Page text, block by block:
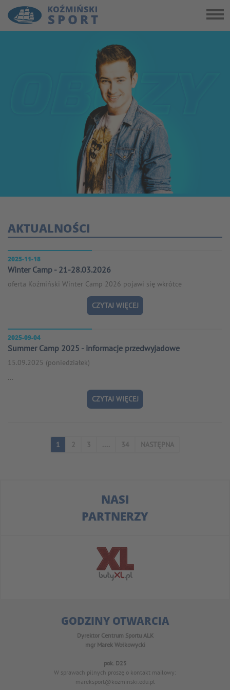
AKTUALNOŚCI
2025-11-18
Winter Camp - 21-28.03.2026
oferta Koźmiński Winter Camp 2026 pojawi się wkrótce
CZYTAJ WIĘCEJ
2025-09-04
Summer Camp 2025 - informacje przedwyjadowe
15.09.2025 (poniedziałek)
...
CZYTAJ WIĘCEJ
1 2 3 .... 34 NASTĘPNA
NASI
PARTNERZY
GODZINY OTWARCIA
Dyrektor Centrum Sportu ALK
mgr Marek Wołkowycki
pok. D25
W sprawach pilnych proszę o kontakt mailowy:
mareksport@kozminski.edu.pl